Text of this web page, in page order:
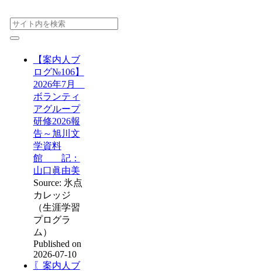
【案内人ブ
ログ№106】
2026年7月
ボランティ
アグループ
研修2026報
告～旭川文
学資料
館 記：
山口眞由美
Source: 氷点
カレッジ
（生涯学習
プログラ
ム）
Published on
2026-07-10
〖案内人ブ